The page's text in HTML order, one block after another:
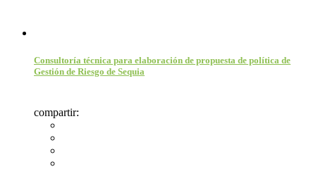
Consultoría técnica para elaboración de propuesta de política de
Gestión de Riesgo de Sequia
compartir: